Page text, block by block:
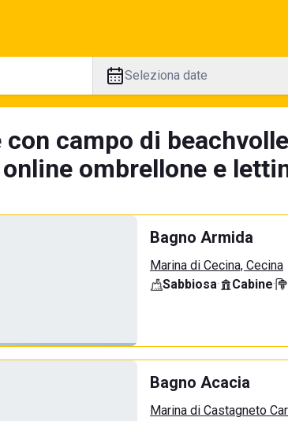
Seleziona date
con campo di
ombrellone e
Bagno Armida
Marina di Cecina, Cecina
Sabbiosa· Cabine·
Bagno Acacia
Marina di Castagneto